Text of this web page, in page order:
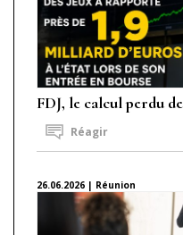
FDJ, le calcul perdu
Réagir
26.06.2026 | Réunion